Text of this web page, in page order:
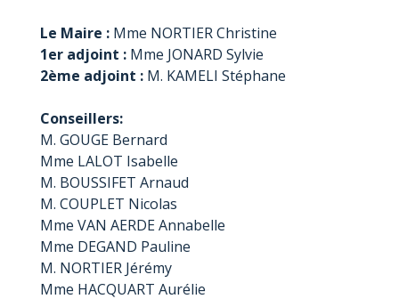
Le Maire : Mme NORTIER Christine
1er adjoint : Mme JONARD Sylvie
2ème adjoint : M. KAMELI Stéphane
Conseillers:
M. GOUGE Bernard
Mme LALOT Isabelle
M. BOUSSIFET Arnaud
M. COUPLET Nicolas
Mme VAN AERDE Annabelle
Mme DEGAND Pauline
M. NORTIER Jérémy
Mme HACQUART Aurélie